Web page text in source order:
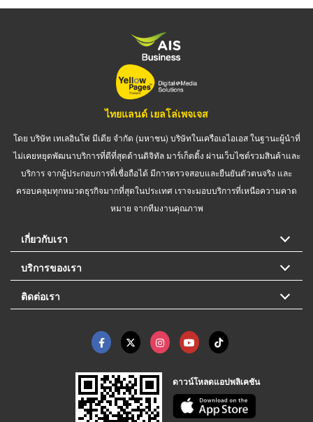
ไทยแลนด์ เยลโล่เพจเจส
โดย บริษัท เทเลอินโฟ มีเดีย จำกัด (มหาชน) บริษัทในเครือเอไอเอส ในฐานะผู้นำที่
ไม่เคยหยุดพัฒนาบริการที่ดีที่สุดด้านดิจิทัล มาร์เก็ตติ้ง ผ่านเว็บไซต์รวมสินค้าและ
บริการ จากผู้ประกอบการที่เชื่อถือได้ มีการตรวจสอบและยืนยันตัวตนจริง และ
ครอบคลุมทุกหมวดธุรกิจมากที่สุดในประเทศ เราจะมอบบริการที่เหนือความคาด
หมาย จากทีมงานคุณภาพ
เกี่ยวกับเรา
บริการของเรา
ติดต่อเรา
ดาวน์โหลดแอปพลิเคชัน